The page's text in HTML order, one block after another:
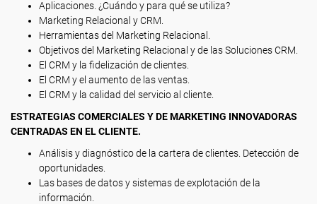
Aplicaciones. ¿Cuándo y para qué se utiliza?
Marketing Relacional y CRM.
Herramientas del Marketing Relacional.
Objetivos del Marketing Relacional y de las Soluciones CRM.
El CRM y la fidelización de clientes.
El CRM y el aumento de las ventas.
El CRM y la calidad del servicio al cliente.
ESTRATEGIAS COMERCIALES Y DE MARKETING INNOVADORAS
CENTRADAS EN EL CLIENTE.
Análisis y diagnóstico de la cartera de clientes. Detección de
oportunidades.
Las bases de datos y sistemas de explotación de la
información.